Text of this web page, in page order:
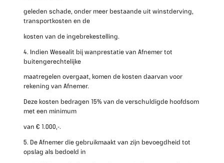
geleden schade, onder meer bestaande uit winstderving,
transportkosten en de
kosten van de ingebrekestelling.
4. Indien Wesealit bij wanprestatie van Afnemer tot
buitengerechtelijke
maatregelen overgaat, komen de kosten daarvan voor
rekening van Afnemer.
Deze kosten bedragen 15% van de verschuldigde hoofdsom
met een minimum
van € 1.000,-.
5. De Afnemer die gebruikmaakt van zijn bevoegdheid tot
opslag als bedoeld in